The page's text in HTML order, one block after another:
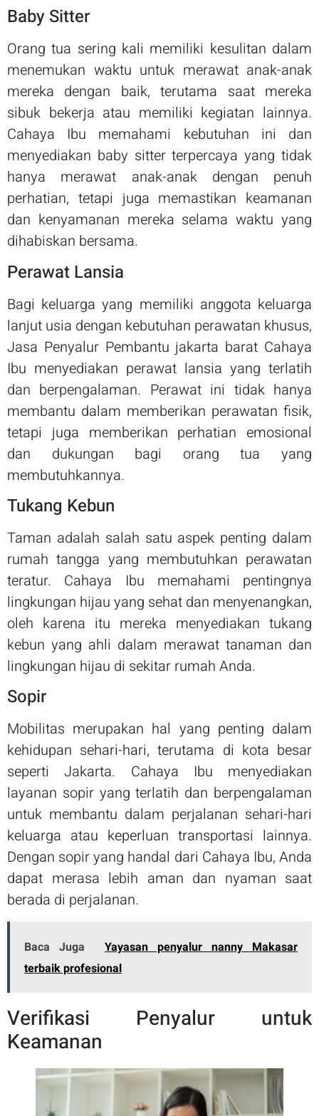
Baby Sitter
Orang tua sering kali memiliki kesulitan dalam
menemukan waktu untuk merawat anak-anak
mereka dengan baik, terutama saat mereka
sibuk bekerja atau memiliki kegiatan lainnya.
Cahaya Ibu memahami kebutuhan ini dan
menyediakan baby sitter terpercaya yang tidak
hanya merawat anak-anak dengan penuh
perhatian, tetapi juga memastikan keamanan
dan kenyamanan mereka selama waktu yang
dihabiskan bersama.
Perawat Lansia
Bagi keluarga yang memiliki anggota keluarga
lanjut usia dengan kebutuhan perawatan khusus,
Jasa Penyalur Pembantu jakarta barat Cahaya
Ibu menyediakan perawat lansia yang terlatih
dan berpengalaman. Perawat ini tidak hanya
membantu dalam memberikan perawatan fisik,
tetapi juga memberikan perhatian emosional
dan dukungan bagi orang tua yang
membutuhkannya.
Tukang Kebun
Taman adalah salah satu aspek penting dalam
rumah tangga yang membutuhkan perawatan
teratur. Cahaya Ibu memahami pentingnya
lingkungan hijau yang sehat dan menyenangkan,
oleh karena itu mereka menyediakan tukang
kebun yang ahli dalam merawat tanaman dan
lingkungan hijau di sekitar rumah Anda.
Sopir
Mobilitas merupakan hal yang penting dalam
kehidupan sehari-hari, terutama di kota besar
seperti Jakarta. Cahaya Ibu menyediakan
layanan sopir yang terlatih dan berpengalaman
untuk membantu dalam perjalanan sehari-hari
keluarga atau keperluan transportasi lainnya.
Dengan sopir yang handal dari Cahaya Ibu, Anda
dapat merasa lebih aman dan nyaman saat
berada di perjalanan.
Baca Juga
Yayasan penyalur nanny Makasar
terbaik profesional
Verifikasi Penyalur untuk
Keamanan